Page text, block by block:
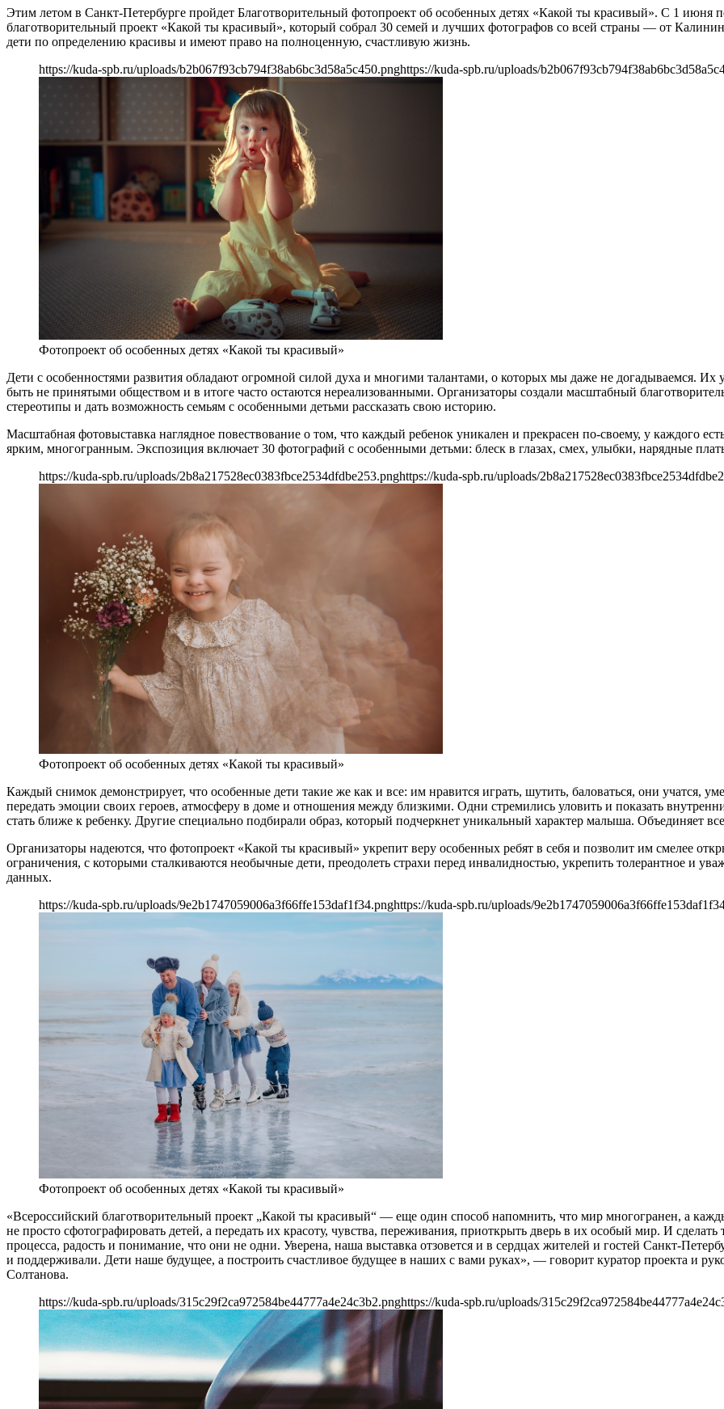
Этим летом в Санкт-Петербурге пройдет Благотворительный фотопроект об особенных детях «Какой ты красивый». С 1 июня
благотворительный проект «Какой ты красивый», который собрал 30 семей и лучших фотографов со всей страны — от
дети по определению красивы и имеют право на полноценную, счастливую жизнь.
https://kuda-spb.ru/uploads/b2b067f93cb794f38ab6bc3d58a5c450.pnghttps://kuda-spb.ru/uploads/
Фотопроект об особенных детях «Какой ты красивый»
Дети с особенностями развития обладают огромной силой духа и многими талантами, о которых мы даже не догадываемся. Их
быть не принятыми обществом и в итоге часто остаются нереализованными. Организаторы создали масштабный
стереотипы и дать возможность семьям с особенными детьми рассказать свою историю.
Масштабная фотовыставка наглядное повествование о том, что каждый ребенок уникален и прекрасен по-своему, у каждого
ярким, многогранным. Экспозиция включает 30 фотографий с особенными детьми: блеск в глазах, смех, улыбки, нарядные
https://kuda-spb.ru/uploads/2b8a217528ec0383fbce2534dfdbe253.pnghttps://kuda-spb.ru/uploads/
Фотопроект об особенных детях «Какой ты красивый»
Каждый снимок демонстрирует, что особенные дети такие же как и все: им нравится играть, шутить, баловаться, они учатся,
передать эмоции своих героев, атмосферу в доме и отношения между близкими. Одни стремились уловить и показать
стать ближе к ребенку. Другие специально подбирали образ, который подчеркнет уникальный характер малыша. Объединяет
Организаторы надеются, что фотопроект «Какой ты красивый» укрепит веру особенных ребят в себя и позволит им смелее
ограничения, с которыми сталкиваются необычные дети, преодолеть страхи перед инвалидностью, укрепить толерантное и
данных.
https://kuda-spb.ru/uploads/9e2b1747059006a3f66ffe153daf1f34.pnghttps://kuda-spb.ru/uploads/
Фотопроект об особенных детях «Какой ты красивый»
«Всероссийский благотворительный проект „Какой ты красивый“ — еще один способ напомнить, что мир многогранен, а
не просто сфотографировать детей, а передать их красоту, чувства, переживания, приоткрыть дверь в их особый мир. И
процесса, радость и понимание, что они не одни. Уверена, наша выставка отзовется и в сердцах жителей и гостей Санкт-
и поддерживали. Дети наше будущее, а построить счастливое будущее в наших с вами руках», — говорит куратор проекта и
Солтанова.
https://kuda-spb.ru/uploads/315c29f2ca972584be44777a4e24c3b2.pnghttps://kuda-spb.ru/uploads/